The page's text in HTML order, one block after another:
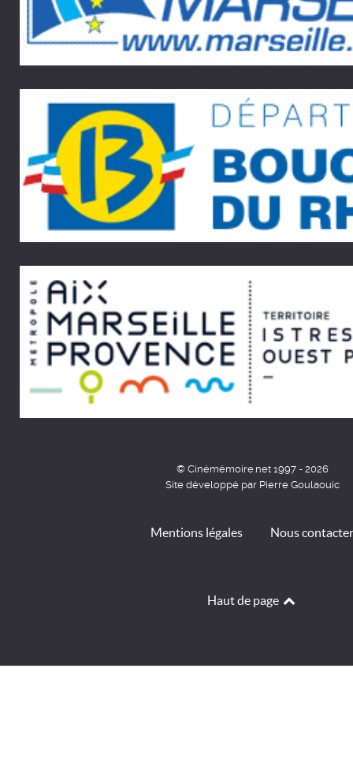
© Cinémémoire.net 1997 - 2026
Site développé par Pierre Goulaouic
Mentions légales Nous contacter
Haut de page